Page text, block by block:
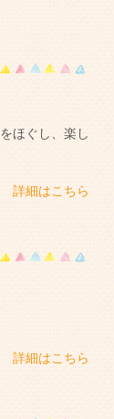
ほぐし、楽し
詳細はこちら
詳細はこちら